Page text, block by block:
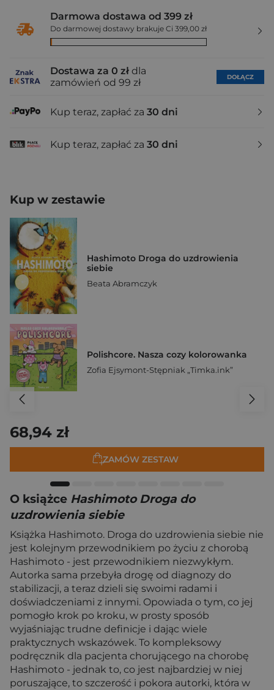
Darmowa dostawa od 399 zł
Do darmowej dostawy brakuje Ci 399,00 zł
Dostawa za 0 zł dla
zamówień od 99 zł
DOŁĄCZ
Kup teraz, zapłać za 30 dni
Kup teraz, zapłać za 30 dni
Kup w zestawie
Hashimoto Droga do uzdrowienia
siebie
Beata Abramczyk
Polishcore. Nasza cozy kolorowanka
Zofia Ejsymont-Stępniak „Timka.ink”
68,94 zł
ZAMÓW ZESTAW
O książce Hashimoto Droga do
uzdrowienia siebie
Książka Hashimoto. Droga do uzdrowienia siebie nie
jest kolejnym przewodnikiem po życiu z chorobą
Hashimoto - jest przewodnikiem niezwykłym.
Autorka sama przebyła drogę od diagnozy do
stabilizacji, a teraz dzieli się swoimi radami i
doświadczeniami z innymi. Opowiada o tym, co jej
pomogło krok po kroku, w prosty sposób
wyjaśniając trudne definicje i dając wiele
praktycznych wskazówek. To kompleksowy
podręcznik dla pacjenta chorującego na chorobę
Hashimoto - jednak to, co jest najbardziej w niej
poruszające, to szczerość i pokora autorki, która w